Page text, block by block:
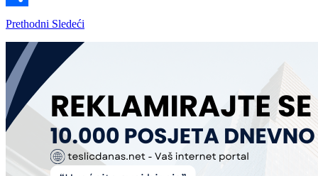
Share
Prethodni Sledeći